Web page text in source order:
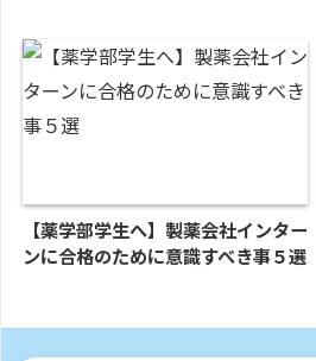
【薬学部学生へ】製薬会社インター
ンに合格のために意識すべき事５選